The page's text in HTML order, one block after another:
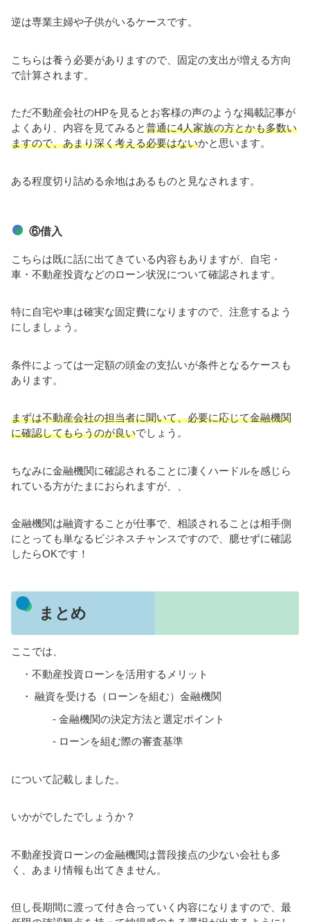
逆は専業主婦や子供がいるケースです。
こちらは養う必要がありますので、固定の支出が増える方向
で計算されます。
ただ不動産会社のHPを見るとお客様の声のような掲載記事が
よくあり、内容を見てみると普通に4人家族の方とかも多数い
ますので、あまり深く考える必要はないかと思います。
ある程度切り詰める余地はあるものと見なされます。
⑥借入
こちらは既に話に出てきている内容もありますが、自宅・
車・不動産投資などのローン状況について確認されます。
特に自宅や車は確実な固定費になりますので、注意するよう
にしましょう。
条件によっては一定額の頭金の支払いが条件となるケースも
あります。
まずは不動産会社の担当者に聞いて、必要に応じて金融機関
に確認してもらうのが良いでしょう。
ちなみに金融機関に確認されることに凄くハードルを感じら
れている方がたまにおられますが、、
金融機関は融資することが仕事で、相談されることは相手側
にとっても単なるビジネスチャンスですので、臆せずに確認
したらOKです！
まとめ
ここでは、
・不動産投資ローンを活用するメリット
・ 融資を受ける（ローンを組む）金融機関
- 金融機関の決定方法と選定ポイント
- ローンを組む際の審査基準
について記載しました。
いかがでしたでしょうか？
不動産投資ローンの金融機関は普段接点の少ない会社も多
く、あまり情報も出てきません。
但し長期間に渡って付き合っていく内容になりますので、最